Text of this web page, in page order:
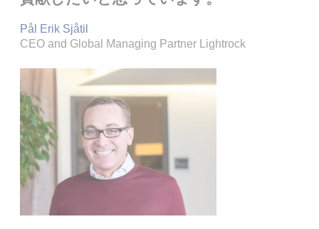
Pål Erik Sjåtil
CEO and Global Managing Partner Lightrock